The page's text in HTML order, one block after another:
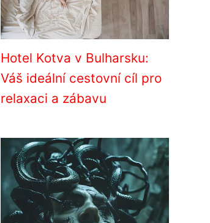
Hotel Kotva v Bulharsku:
Váš ideální cestovní cíl pro
relaxaci a zábavu